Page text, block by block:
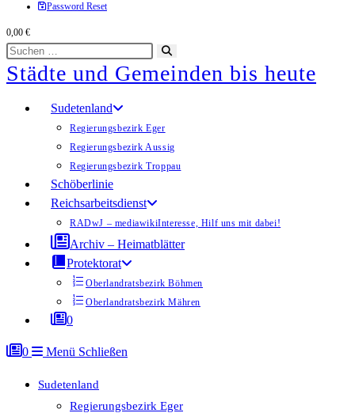
springenPassword Reset
0,00 €
Diese
Website
durchsuchen
starten
Städte und Gemeinden bis heute
Sudetenland
Regierungsbezirk Eger
Regierungsbezirk Aussig
Regierungsbezirk Troppau
Schöberlinie
Reichsarbeitsdienst
RADwJ – mediawikiInteresse, Hilf uns mit dabei!
Archiv – Heimatblätter
Protektorat
Oberlandratsbezirk Böhmen
Oberlandratsbezirk Mähren
0
0 Menü Schließen
Sudetenland
Regierungsbezirk Eger